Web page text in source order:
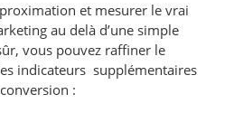
et mesurer le vrai
au delà d’une simple
vous pouvez raffiner le
indicateurs supplémentaires
: